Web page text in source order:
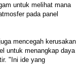
untuk melihat mana
pada panel
mencegah kerusakan
untuk menangkap daya
"Ini ide yang